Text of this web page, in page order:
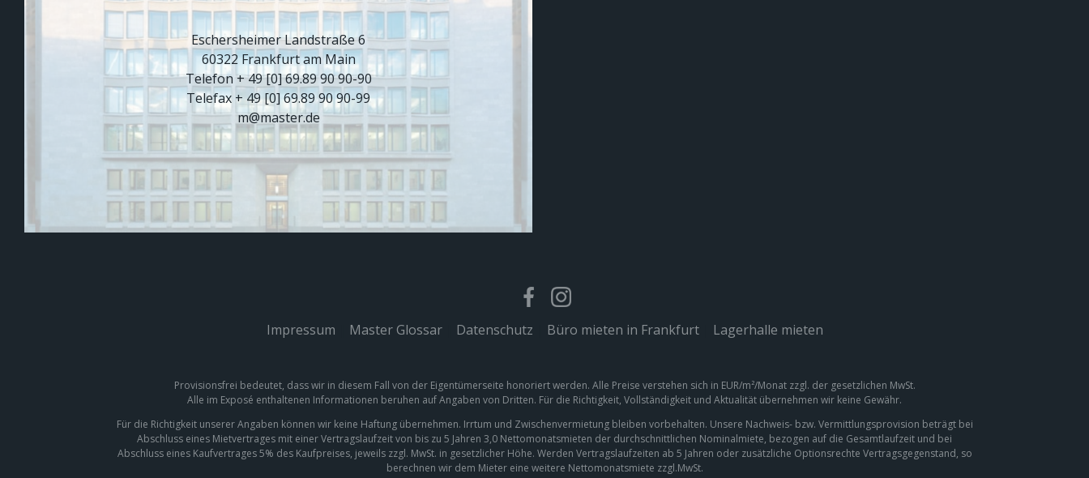
Eschersheimer Landstraße 6
60322 Frankfurt am Main
Telefon + 49 [0] 69.89 90 90-90
Telefax + 49 [0] 69.89 90 90-99
m@master.de
Impressum Master Glossar| Datenschutz Büro mieten in Frankfurt| Lagerhalle mieten
Provisionsfrei bedeutet, dass wir in diesem Fall von der Eigentümerseite honoriert werden. Alle Preise verstehen sich in EUR/m²/Monat zzgl. der gesetzlichen MwSt.
Alle im Exposé enthaltenen Informationen beruhen auf Angaben von Dritten. Für die Richtigkeit, Vollständigkeit und Aktualität übernehmen wir keine Gewähr.
Für die Richtigkeit unserer Angaben können wir keine Haftung übernehmen. Irrtum und Zwischenvermietung bleiben vorbehalten. Unsere Nachweis- bzw. Vermittlungsprovision beträgt bei
Abschluss eines Mietvertrages mit einer Vertragslaufzeit von bis zu 5 Jahren 3,0 Nettomonatsmieten der durchschnittlichen Nominalmiete, bezogen auf die Gesamtlaufzeit und bei
Abschluss eines Kaufvertrages 5% des Kaufpreises, jeweils zzgl. MwSt. in gesetzlicher Höhe. Werden Vertragslaufzeiten ab 5 Jahren oder zusätzliche Optionsrechte Vertragsgegenstand, so
berechnen wir dem Mieter eine weitere Nettomonatsmiete zzgl.MwSt.